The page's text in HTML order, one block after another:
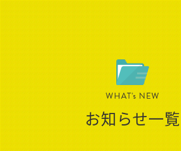
WHAT's NEW
お知らせ一覧